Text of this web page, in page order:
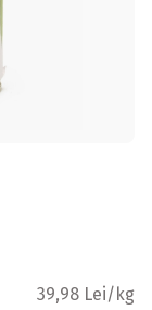
39,98 Lei/kg